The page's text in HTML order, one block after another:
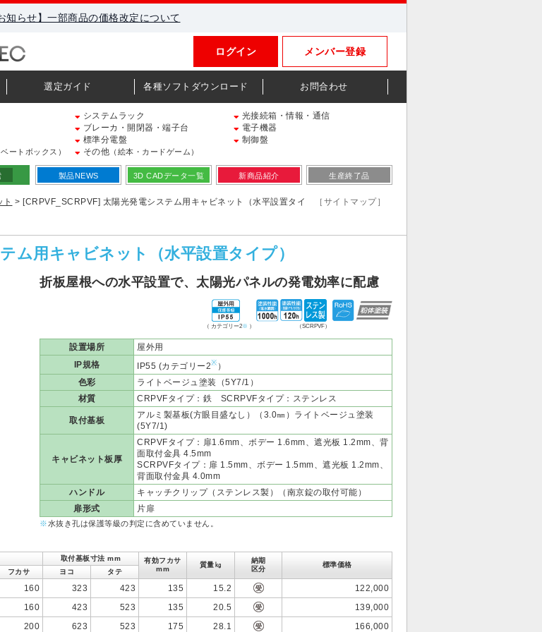
知らせ】一部商品の価格改定について
メンバー登録
ログイン
選定ガイド 各種ソフトダウンロード お問合わせ
システムラック
光接続箱・情報・通信
ブレーカ・開閉器・端子台
電子機器
標準分電盤
制御盤
ベートボックス） その他 （絵本・カードゲーム）
製品NEWS 3D CADデータ一覧 新商品紹介 生産終了品
> [CRPVF_SCRPVF] 太陽光発電システム用キャビネット（水平設置タイ
［サイトマップ］
ム用キャビネット（水平設置タイプ）
折板屋根への水平設置で、太陽光パネルの発電効率に配慮
（ カテゴリー2※ ） （SCRPVF）
設置場所
屋外用
IP規格
IP55 (カテゴリー2※ ）
色彩
ライトベージュ塗装（5Y7/1）
材質
CRPVFタイプ：鉄 SCRPVFタイプ：ステンレス
取付基板
アルミ製基板(方眼目盛なし）（3.0㎜）ライトベージュ塗装
(5Y7/1)
キャビネット板厚
CRPVFタイプ：扉1.6mm、ボデー 1.6mm、遮光板 1.2mm、背
面取付金具 4.5mm
SCRPVFタイプ：扉 1.5mm、ボデー 1.5mm、遮光板 1.2mm、
背面取付金具 4.0mm
ハンドル
キャッチクリップ（ステンレス製）（南京錠の取付可能）
扉形式
片扉
※水抜き孔は保護等級の判定に含めていません。
取付基板寸法 mm
有効フカサ
mm
質量㎏
納期
区分
標準価格
フカサ ヨコ タテ
160 323 423 135 15.2
122,000
160 423 523 135 20.5
139,000
200 623 523 175 28.1 166,000